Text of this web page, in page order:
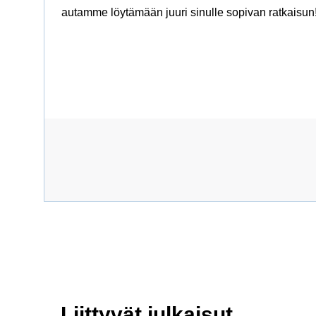
autamme löytämään juuri sinulle sopivan ratkaisun!